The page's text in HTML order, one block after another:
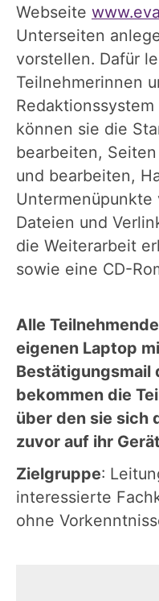
Webseite
Unterseiten
vorstellen. Dafür
Teilnehmerinnen
können sie die
bearbeiten,
und bearbeiten,
Untermenüpunkte
Dateien und
die Weiterarbeit
sowie eine CD-
Alle
eigenen Laptop
Bestätigungsmail
bekommen die
über den sie sich
zuvor auf ihr
Zielgruppe:
interessierte
ohne